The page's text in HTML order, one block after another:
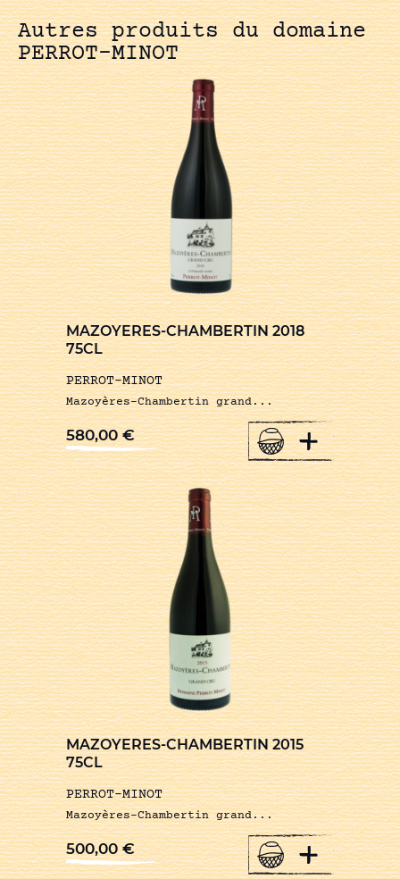
Autres produits du domaine
PERROT-MINOT
MAZOYERES-CHAMBERTIN 2018
75CL
PERROT-MINOT
Mazoyères-Chambertin grand...
580,00€ +
MAZOYERES-CHAMBERTIN 2015
75CL
PERROT-MINOT
Mazoyères-Chambertin grand...
500,00€ +